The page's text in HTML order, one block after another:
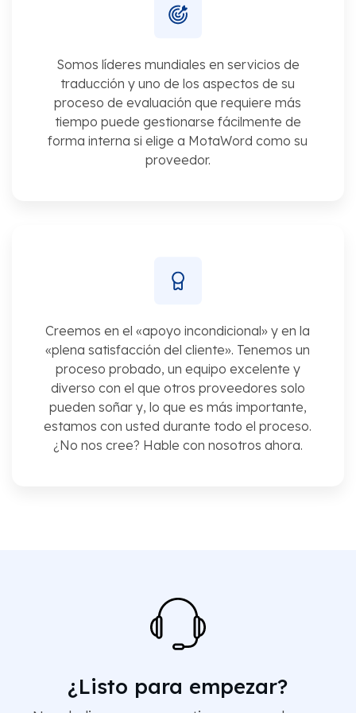
Somos líderes mundiales en servicios de
traducción y uno de los aspectos de su
proceso de evaluación que requiere más
tiempo puede gestionarse fácilmente de
forma interna si elige a MotaWord como su
proveedor.
Creemos en el «apoyo incondicional» y en la
«plena satisfacción del cliente». Tenemos un
proceso probado, un equipo excelente y
diverso con el que otros proveedores solo
pueden soñar y, lo que es más importante,
estamos con usted durante todo el proceso.
¿No nos cree? Hable con nosotros ahora.
¿Listo para empezar?